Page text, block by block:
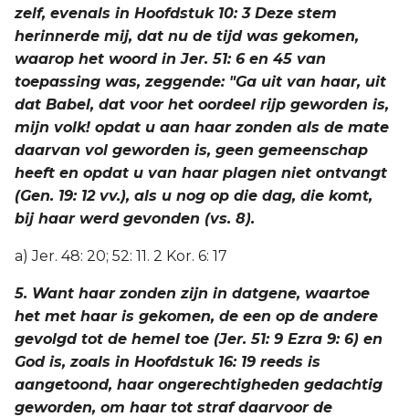
zelf, evenals in Hoofdstuk 10: 3 Deze stem
herinnerde mij, dat nu de tijd was gekomen,
waarop het woord in Jer. 51: 6 en 45 van
toepassing was, zeggende: "Ga uit van haar, uit
dat Babel, dat voor het oordeel rijp geworden is,
mijn volk! opdat u aan haar zonden als de mate
daarvan vol geworden is, geen gemeenschap
heeft en opdat u van haar plagen niet ontvangt
(Gen. 19: 12 vv.), als u nog op die dag, die komt,
bij haar werd gevonden (vs. 8).
a) Jer. 48: 20; 52: 11. 2 Kor. 6: 17
5. Want haar zonden zijn in datgene, waartoe
het met haar is gekomen, de een op de andere
gevolgd tot de hemel toe (Jer. 51: 9 Ezra 9: 6) en
God is, zoals in Hoofdstuk 16: 19 reeds is
aangetoond, haar ongerechtigheden gedachtig
geworden, om haar tot straf daarvoor de